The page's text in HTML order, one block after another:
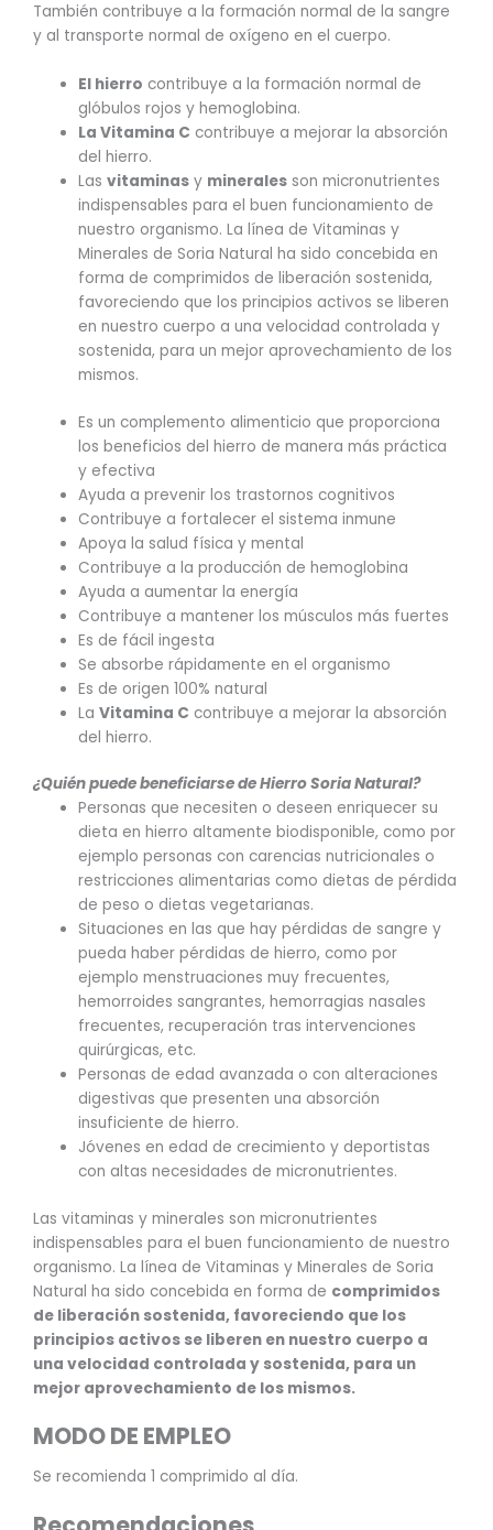
También contribuye a la formación normal de la sangre
y al transporte normal de oxígeno en el cuerpo.
El hierro contribuye a la formación normal de
glóbulos rojos y hemoglobina.
La Vitamina C contribuye a mejorar la absorción
del hierro.
Lasvitaminas y minerales son micronutrientes
indispensables para el buen funcionamiento de
nuestro organismo. La línea de Vitaminas y
Minerales de Soria Natural ha sido concebida en
forma de comprimidos de liberación sostenida,
favoreciendo que los principios activos se liberen
en nuestro cuerpo a una velocidad controlada y
sostenida, para un mejor aprovechamiento de los
mismos.
Es un complemento alimenticio que proporciona
los beneficios del hierro de manera más práctica
y efectiva
Ayuda a prevenir los trastornos cognitivos
Contribuye a fortalecer el sistema inmune
Apoya la salud física y mental
Contribuye a la producción de hemoglobina
Ayuda a aumentar la energía
Contribuye a mantener los músculos más fuertes
Es de fácil ingesta
Se absorbe rápidamente en el organismo
Es de origen 100% natural
LaVitamina C contribuye a mejorar la absorción
del hierro.
¿Quién puede beneficiarse de Hierro Soria Natural?
Personas que necesiten o deseen enriquecer su
dieta en hierro altamente biodisponible, como por
ejemplo personas con carencias nutricionales o
restricciones alimentarias como dietas de pérdida
de peso o dietas vegetarianas.
Situaciones en las que hay pérdidas de sangre y
pueda haber pérdidas de hierro, como por
ejemplo menstruaciones muy frecuentes,
hemorroides sangrantes, hemorragias nasales
frecuentes, recuperación tras intervenciones
quirúrgicas, etc.
Personas de edad avanzada o con alteraciones
digestivas que presenten una absorción
insuficiente de hierro.
Jóvenes en edad de crecimiento y deportistas
con altas necesidades de micronutrientes.
Las vitaminas y minerales son micronutrientes
indispensables para el buen funcionamiento de nuestro
organismo. La línea de Vitaminas y Minerales de Soria
Natural ha sido concebida en forma de comprimidos
de liberación sostenida, favoreciendo que los
principios activos se liberen en nuestro cuerpo a
una velocidad controlada y sostenida, para un
mejor aprovechamiento de los mismos.
MODO DE EMPLEO
Se recomienda 1 comprimido al día.